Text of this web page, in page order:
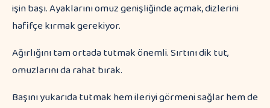
işin başı. Ayaklarını omuz genişliğinde açmak, dizlerini
hafifçe kırmak gerekiyor.
Ağırlığını tam ortada tutmak önemli. Sırtını dik tut,
omuzlarını da rahat bırak.
Başını yukarıda tutmak hem ileriyi görmeni sağlar hem de